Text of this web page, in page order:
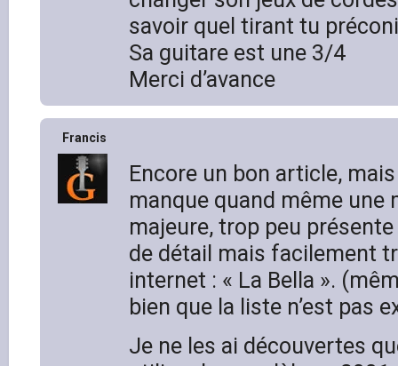
savoir quel tirant tu
Sa guitare est une 3/4
Merci d’avance
Francis
Encore un bon article,
manque quand même une
majeure, trop peu
de détail mais facilement
internet : « La Bella ».
bien que la liste n’est pas
Je ne les ai découvertes